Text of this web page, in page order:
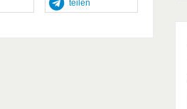
teilen